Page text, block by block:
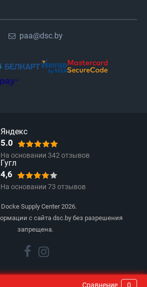
paa@dsc.by
Яндекс
5.0
На основании 342отзывов
Гугл
4,6
На основании 73 отзывов
Supply Center 2026.
с сайта dsc.by без разрешения
запрещена.
Сравнение 0